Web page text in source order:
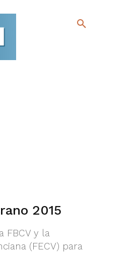
2015
FBCV y la
(FECV) para